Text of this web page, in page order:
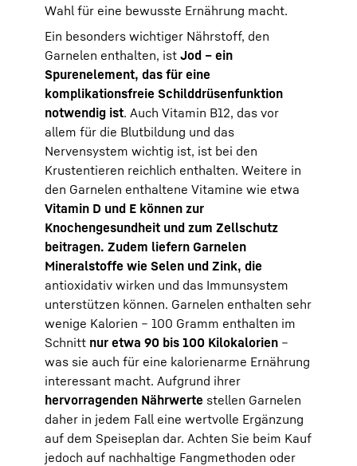
Wahl für eine bewusste Ernährung macht.
Ein besonders wichtiger Nährstoff, den
Garnelen enthalten, ist Jod – ein
Spurenelement, das für eine
komplikationsfreie Schilddrüsenfunktion
notwendig ist. Auch Vitamin B12, das vor
allem für die Blutbildung und das
Nervensystem wichtig ist, ist bei den
Krustentieren reichlich enthalten. Weitere in
den Garnelen enthaltene Vitamine wie etwa
Vitamin D und E können zur
Knochengesundheit und zum Zellschutz
beitragen. Zudem liefern Garnelen
Mineralstoffe wie Selen und Zink, die
antioxidativ wirken und das Immunsystem
unterstützen können. Garnelen enthalten sehr
wenige Kalorien – 100 Gramm enthalten im
Schnitt nur etwa 90 bis 100 Kilokalorien –
was sie auch für eine kalorienarme Ernährung
interessant macht. Aufgrund ihrer
hervorragenden Nährwerte stellen Garnelen
daher in jedem Fall eine wertvolle Ergänzung
auf dem Speiseplan dar. Achten Sie beim Kauf
jedoch auf nachhaltige Fangmethoden oder